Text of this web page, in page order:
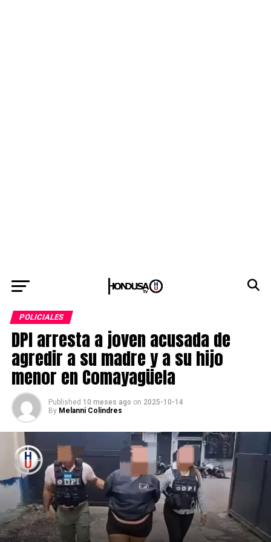
POLICIALES
DPI arresta a joven acusada de
agredir a su madre y a su hijo
menor en Comayagüela
Published 10 meses ago on 2025-10-14
By Melanni Colindres